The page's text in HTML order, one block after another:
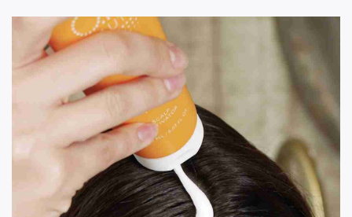
голову шампунем.
Есть несколько основных моментов.
• Перед нанесением шампуня на кожу головы лучше
вспенить его в ладонях. Так он действует более
мягко и не раздражает кожу.